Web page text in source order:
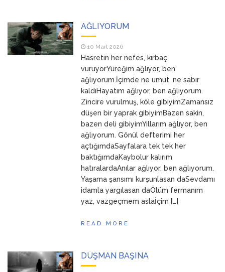
AĞLIYORUM
10 Mart 2026
Hasretin her nefes, kırbaç
vuruyorYüreğim ağlıyor, ben
ağlıyorum.İçimde ne umut, ne sabır
kaldıHayatım ağlıyor, ben ağlıyorum.
Zincire vurulmuş, köle gibiyimZamansız
düşen bir yaprak gibiyimBazen sakin,
bazen deli gibiyimYıllarım ağlıyor, ben
ağlıyorum. Gönül defterimi her
açtığımdaSayfalara tek tek her
baktığımdaKaybolur kalırım
hatıralardaAnılar ağlıyor, ben ağlıyorum.
Yaşama şansımı kurşunlasan daSevdamı
idamla yargılasan daÖlüm fermanım
yaz, vazgeçmem aslaİçim […]
READ MORE
DÜŞMAN BAŞINA